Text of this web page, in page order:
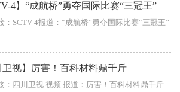
4】“成航桥”勇夺国际比赛“三冠王”
：SCTV-4报道：“成航桥”勇夺国际比赛“三冠王”
卫视】厉害！百科材料鼎千斤
原文链接：四川卫视 视频 报道：厉害！百科材料鼎千斤